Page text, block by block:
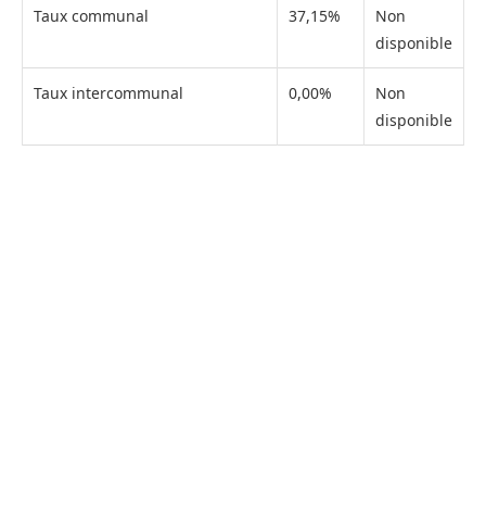
Taux communal 37,15%
Non
disponible
Taux intercommunal 0,00%
Non
disponible